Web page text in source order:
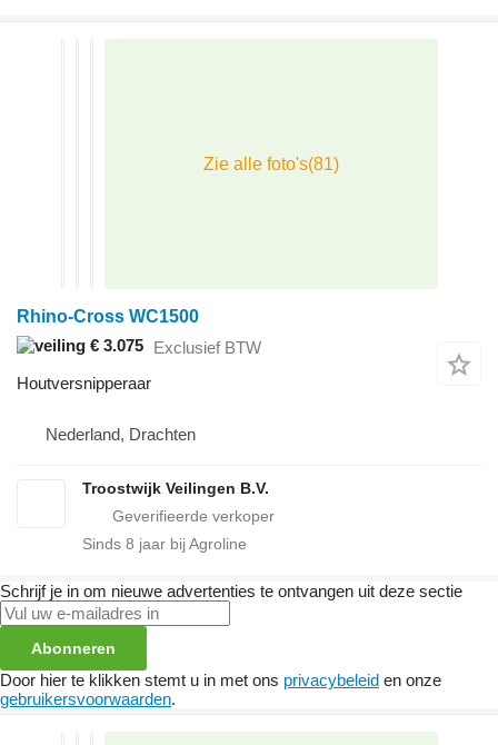
Rhino-Cross WC1500
€ 3.075 Exclusief BTW
Houtversnipperaar
Nederland, Drachten
Troostwijk Veilingen B.V.
Sinds 8 jaar bij Agroline
Schrijf je in om nieuwe advertenties te ontvangen uit deze sectie
Abonneren
Door hier te klikken stemt u in met ons privacybeleid en onze
gebruikersvoorwaarden.